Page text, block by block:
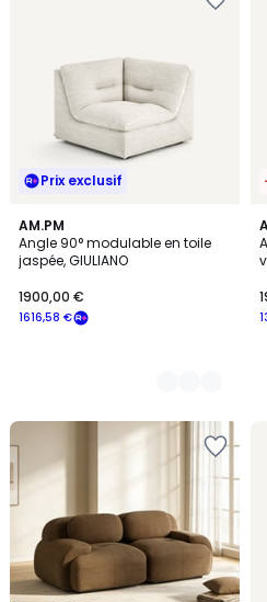
Prix exclusif
AM.PM
Angle 90° modulable en toile
jaspée, GIULIANO
1616,58 €
1900,00 €
3
Couleurs
5